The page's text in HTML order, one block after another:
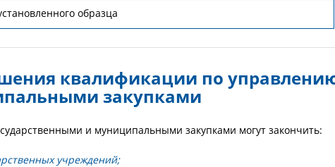
образца
квалификации по
закупками
и муниципальными закупками могут закончить:
учреждений;